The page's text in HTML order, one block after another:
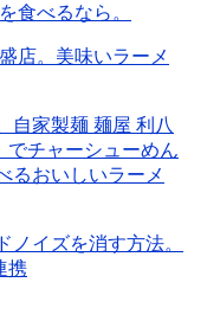
食べるなら。
店。美味いラーメ
自家製麺 麺屋 利八
でチャーシューめん
おいしいラーメ
イズを消す方法。
携